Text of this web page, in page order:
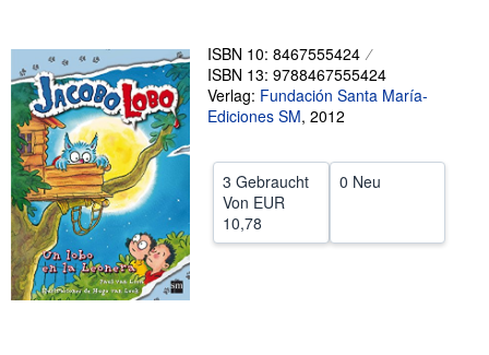
Verkäufer
Verkäufer werden
Hilfe
SCHLIESSEN
ISBN 10: 8467555424
ISBN 13: 9788467555424
Verlag: Fundación Santa María-
Ediciones SM, 2012
3 Gebraucht
Von EUR
10,78
0 Neu